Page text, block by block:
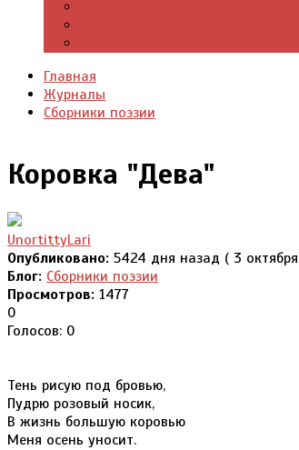
Главная
Журналы
Сборники поэзии
Коровка "Дева"
UnortittyLari
Опубликовано: 5424 дня назад ( 3 октября
Блог: Сборники поэзии
Просмотров: 1477
0
Голосов: 0
Тень рисую под бровью,
Пудрю розовый носик,
В жизнь большую коровью
Меня осень уносит.